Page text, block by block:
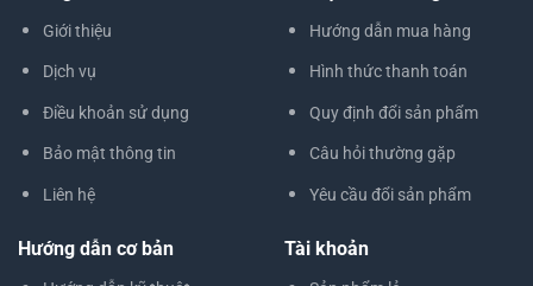
Giới thiệu
Dịch vụ
Điều khoản sử dụng
Bảo mật thông tin
Liên hệ
Hướng dẫn mua hàng
Hình thức thanh toán
Quy định đổi sản phẩm
Câu hỏi thường gặp
Yêu cầu đổi sản phẩm
Hướng dẫn cơ bản Tài khoản